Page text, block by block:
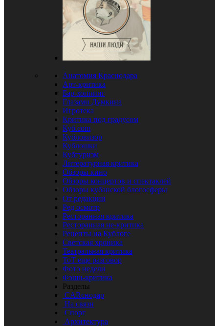
Анатомия Краснодара
Арт-критика
Бар-хоппинг
Глазами Думкина
Игротека
Критика под градусом
Куб.com
Кубловизор
Кублошки
Кубтуризм
Литературная критика
Обзоры кино
Обзоры концертов и спектаклей
Обзоры кубанской блогосферы
От редакции
Ред осмотр
Ресторанная критика
Ресторанная не-критика
Рецепты на Кублоге
Светская хроника
Театральная критика
ТоТ еще разговор
Фото недели
Фэшн-критика
Разделы
CARснодар
На связи
Спорт
Архитектура